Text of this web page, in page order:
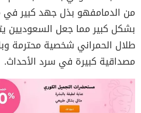
من الدمامفهو بذل جهد كبير في
بشكل كبير مما جعل السعوديين
طلال الحمراني شخصية محترمة
مصداقية كبيرة في سرد الأحداث.